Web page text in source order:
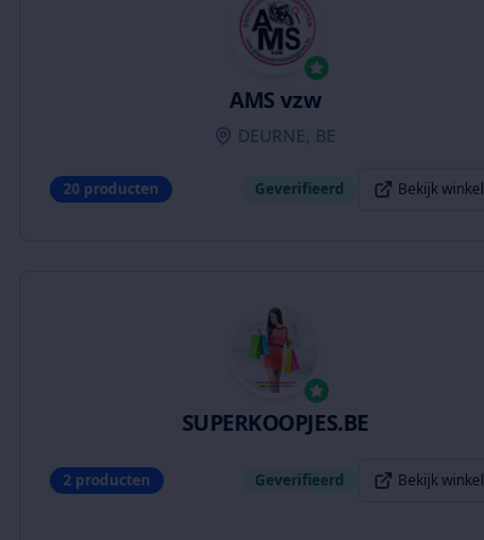
AMS vzw
DEURNE, BE
20 producten Geverifieerd Bekijk winkel
SUPERKOOPJES.BE
2 producten Geverifieerd Bekijk winkel